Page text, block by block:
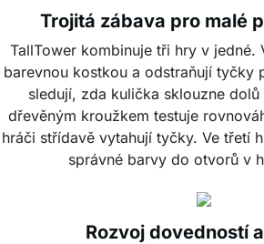
Trojitá zábava pro malé
TallTower kombinuje tři hry v jedné.
barevnou kostkou a odstraňují tyčky
sledují, zda kulička sklouzne dolů
dřevěným kroužkem testuje
hráči střídavě vytahují tyčky. Ve třetí
správné barvy do otvorů v
Rozvoj dovedností